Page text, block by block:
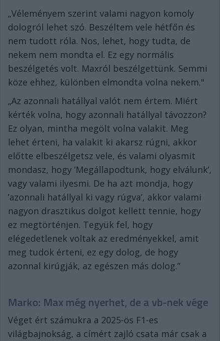
„Véleményem szerint valami nagyon komoly
dologról lehet szó. Beszéltem vele hétfőn és
nem tudott róla. Nos, lehet, hogy tudta, de
nekem nem mondta el. Ez egy normális
beszélgetés volt. Maxról beszélgettünk. Semmi
köze ehhez, különben elmondta volna nekem."
„Az azonnali hatállyal valót nem értem. Miért
kérték volna, hogy azonnali hatállyal távozzon?
Ez olyan, mintha megölt volna valakit. Meg
lehet érteni, ha valakit ki akarsz rúgni, akkor
előtte elbeszélgetsz vele, és valami olyasmit
mondasz, hogy ’Megállapodtunk, hogy elválunk’,
vagy valami ilyesmi. De ha azt mondja, hogy
’azonnali hatállyal ki vagy rúgva’, akkor valami
nagyon drasztikus dolgot kellett tennie, hogy
ez megtörténjen. Tegyük fel, hogy
elégedetlenek voltak az eredményekkel, amit
meg tudok érteni, ez egy dolog, de hogy
azonnal kirúgják, az egészen más dolog.”
Marko: Max még nyerhet, de a vb-nek vége
Véget ért számukra a 2025-ös F1-es
világbajnokság, a címért zajló csata már csak a